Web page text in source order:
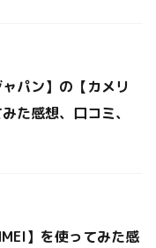
パン】の【カメリ
た感想、口コミ、
】を使ってみた感